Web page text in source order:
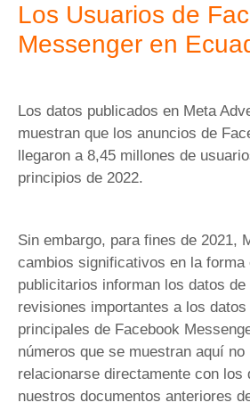
Los Usuarios de
Messenger en
Los datos publicados en Meta
muestran que los anuncios de
llegaron a 8,45 millones de
principios de 2022.
Sin embargo, para fines de 2021,
cambios significativos en la forma
publicitarios informan los datos
revisiones importantes a los
principales de Facebook
números que se muestran aquí no
relacionarse directamente con los
nuestros documentos anteriores